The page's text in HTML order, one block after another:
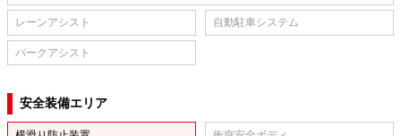
レーンアシスト 自動駐車システム
パークアシスト
安全装備エリア